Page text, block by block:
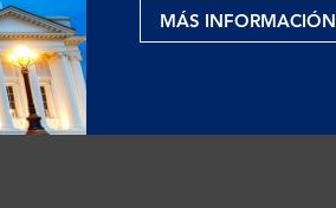
MÁS INFORMACIÓN